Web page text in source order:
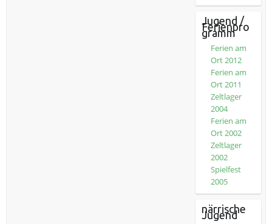
Jugend /
Ferienpro
gramm
Ferien am
Ort 2012
Ferien am
Ort 2011
Zeltlager
2004
Ferien am
Ort 2002
Zeltlager
2002
Spielfest
2005
närrische
Jugend